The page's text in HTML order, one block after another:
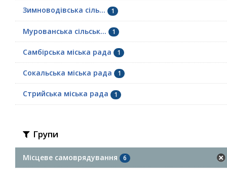
Зимноводівська сіль... 1
Мурованська сільськ... 1
Самбірська міська рада 1
Сокальська міська рада 1
Стрийська міська рада 1
Групи
Місцеве самоврядування 6